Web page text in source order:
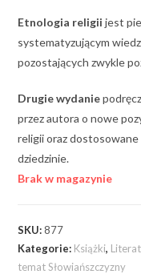
Etnologia religii jest
systematyzującym
pozostających zwykle
Drugie wydanie
przez autora o nowe
religii oraz
dziedzinie.
Brak w magazynie
SKU:877
Kategorie: Książki,
temat Słowiańszczyzny